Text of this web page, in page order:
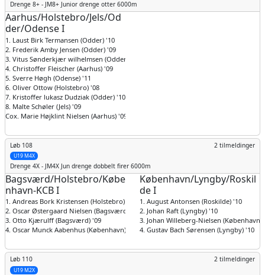
Drenge 8+ - JM8+ Junior drenge otter 6000m
Aarhus/Holstebro/Jels/Od
der/Odense I
1. Laust Birk Termansen (Odder) '10
2. Frederik Amby Jensen (Odder) '09
3. Vitus Sønderkjær wilhelmsen (Odder) '10
4. Christoffer Fleischer (Aarhus) '09
5. Sverre Høgh (Odense) '11
6. Oliver Ottow (Holstebro) '08
7. Kristoffer lukasz Dudziak (Odder) '10
8. Malte Schøler (Jels) '09
Cox. Marie Højklint Nielsen (Aarhus) '09
Løb 108 2 tilmeldinger
U19 M4X
Drenge 4X - JM4X Jun drenge dobbelt firer 6000m
Bagsværd/Holstebro/Købe
nhavn-KCB I
1. Andreas Bork Kristensen (Holstebro) '08
2. Oscar Østergaard Nielsen (Bagsværd) '09
3. Otto Kjærulff (Bagsværd) '09
4. Oscar Munck Aabenhus (København) '08
København/Lyngby/Roskil
de I
1. August Antonsen (Roskilde) '10
2. Johan Raft (Lyngby) '10
3. Johan Willeberg-Nielsen (København)
4. Gustav Bach Sørensen (Lyngby) '10
Løb 110 2 tilmeldinger
U19 M2X